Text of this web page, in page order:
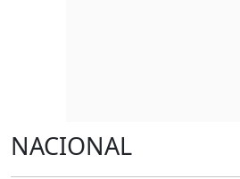
NACIONAL